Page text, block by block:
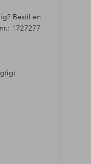
Bestil en
1727277